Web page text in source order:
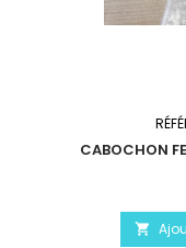
CABOCHON
